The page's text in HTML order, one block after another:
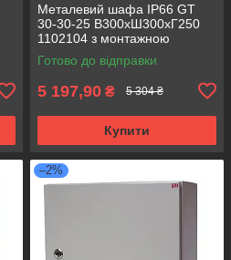
Металевий шафа IP66 GT
30-30-25 В300хШ300хГ250
1102104 з монтажною
панеллю (розподільчий, 1
замок)
Готово до відправки
5 197,90 ₴ 5 304 ₴
Купити
–2%